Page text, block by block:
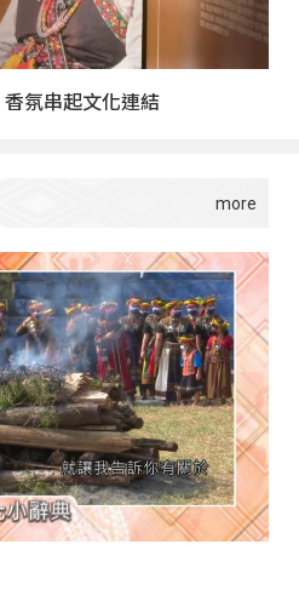
氛串起文化連結